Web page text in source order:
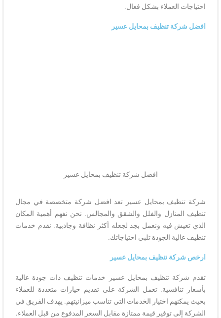
احتياجات العملاء بشكل فعال.
افضل شركة تنظيف بمحايل عسير
افضل شركة تنظيف بمحايل عسير
شركة تنظيف بمحايل عسير تعد افضل شركة متخصصة في مجال
تنظيف المنازل والفلل والشقق والمجالس. نحن نفهم أهمية المكان
الذي تعيش فيه ونعمل بجد لجعله أكثر نظافة وجاذبية. نقدم خدمات
تنظيف عالية الجودة تلبي احتياجاتك.
ارخص شركة تنظيف بمحايل عسير
تقدم شركة تنظيف بمحايل عسير خدمات تنظيف ذات جودة عالية
بأسعار تنافسية. تعمل الشركة على تقديم خيارات متعددة للعملاء
بحيث يمكنهم اختيار الخدمات التي تناسب ميزانيتهم. يهدف الفريق في
الشركة إلى توفير قيمة ممتازة مقابل السعر المدفوع من قبل العملاء.